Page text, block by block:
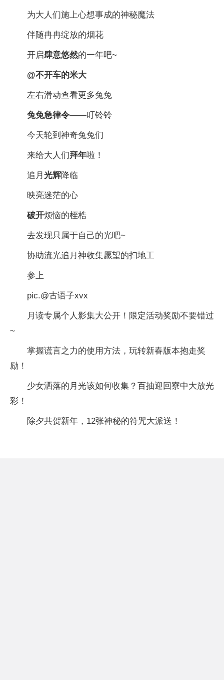
为大人们施上心想事成的神秘魔法
伴随冉冉绽放的烟花
开启肆意悠然的一年吧~
@不开车的米大
左右滑动查看更多兔兔
兔兔急律令——叮铃铃
今天轮到神奇兔兔们
来给大人们拜年啦！
追月 光辉降临
映亮迷茫的心
破开烦恼的桎梏
去发现只属于自己的光吧~
协助流光追月神收集愿望的扫地工
参上
pic.@古语子xvx
月读专属个人影集大公开！限定活动奖励不要错过
~
掌握谎言之力的使用方法，玩转新春版本抱走奖
励！
少女洒落的月光该如何收集？百抽迎回寮中大放光
彩！
除夕共贺新年，12张神秘的符咒大派送！